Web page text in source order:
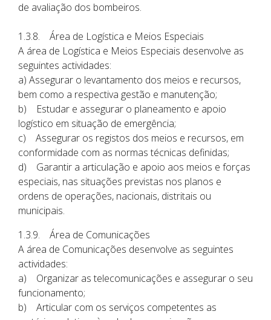
de avaliação dos bombeiros.
1.3.8. Área de Logística e Meios Especiais
A área de Logística e Meios Especiais desenvolve as
seguintes actividades:
a) Assegurar o levantamento dos meios e recursos,
bem como a respectiva gestão e manutenção;
b) Estudar e assegurar o planeamento e apoio
logístico em situação de emergência;
c) Assegurar os registos dos meios e recursos, em
conformidade com as normas técnicas definidas;
d) Garantir a articulação e apoio aos meios e forças
especiais, nas situações previstas nos planos e
ordens de operações, nacionais, distritais ou
municipais.
1.3.9. Área de Comunicações
A área de Comunicações desenvolve as seguintes
actividades:
a) Organizar as telecomunicações e assegurar o seu
funcionamento;
b) Articular com os serviços competentes as